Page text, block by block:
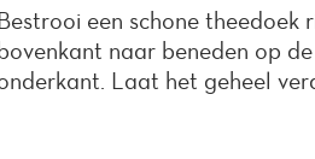
een schone theedoek
naar beneden op
Laat het geheel